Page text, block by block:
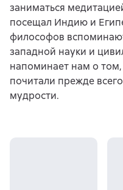
заниматься
посещал Индию и
философов
западной науки и
напоминает нам о
почитали прежде
мудрости.